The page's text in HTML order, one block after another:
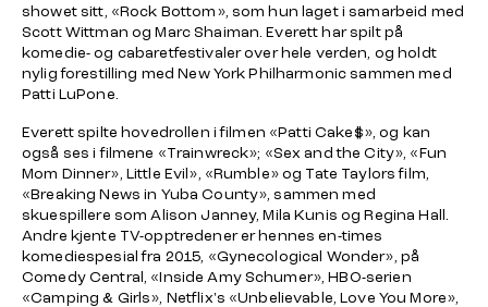
showet sitt, «Rock Bottom», som hun laget i samarbeid med
Scott Wittman og Marc Shaiman. Everett har spilt på
komedie- og cabaretfestivaler over hele verden, og holdt
nylig forestilling med New York Philharmonic sammen med
Patti LuPone.
Everett spilte hovedrollen i filmen «Patti Cake$», og kan
også ses i filmene «Trainwreck»; «Sex and the City», «Fun
Mom Dinner», Little Evil», «Rumble» og Tate Taylors film,
«Breaking News in Yuba County», sammen med
skuespillere som Alison Janney, Mila Kunis og Regina Hall.
Andre kjente TV-opptredener er hennes en-times
komediespesial fra 2015, «Gynecological Wonder», på
Comedy Central, «Inside Amy Schumer», HBO-serien
«Camping & Girls», Netflix's «Unbelievable, Love You More»,